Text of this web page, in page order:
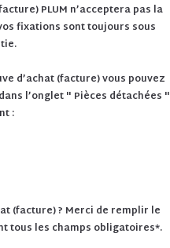
PLUM n’acceptera pas la
fixations sont toujours sous
d’achat (facture) vous pouvez
l’onglet " Pièces détachées "
:
(facture) ? Merci de remplir le
tous les champs obligatoires*.